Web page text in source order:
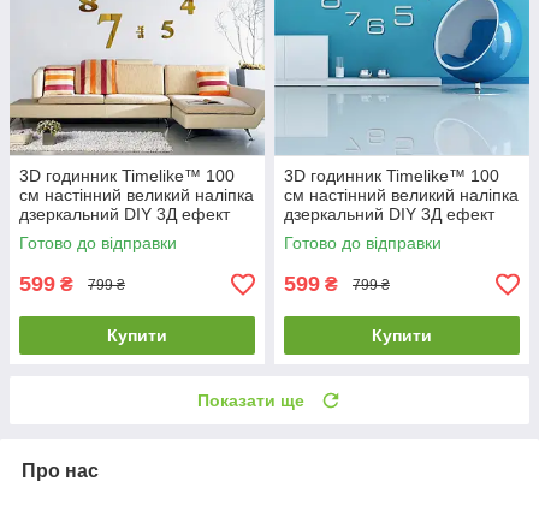
3D годинник Timelike™ 100
см настінний великий наліпка
дзеркальний DIY 3Д ефект
Написи-G золотистий
Готово до відправки
599 ₴ 799 ₴
Купити
3D годинник Timelike™ 100
см настінний великий наліпка
дзеркальний DIY 3Д ефект
Арабські3-S сріблястий
Готово до відправки
599 ₴ 799 ₴
Купити
Показати ще
Про нас